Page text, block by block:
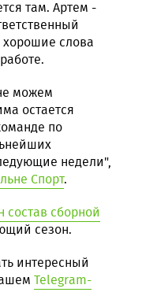
там. Артем -
хорошие слова
можем
остается
по
недели",
Спорт.
состав сборной
сезон.
интересный
Telegram-